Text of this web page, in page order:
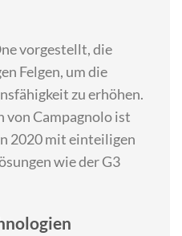
vorgestellt, die
Felgen, um die
zu erhöhen.
von Campagnolo ist
2020 mit einteiligen
wie der G3